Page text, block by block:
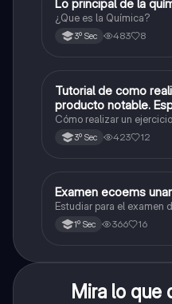
Química
Lo principal de la
¿Que es la Química?
3º Sec 483 8
Matemáticas
Tutorial de como
producto notable.
😜
Cómo realizar un
3º Sec 423 12
Español
Examen ecoems
Estudiar para el examen
1º Sec 366 16
Mira lo que